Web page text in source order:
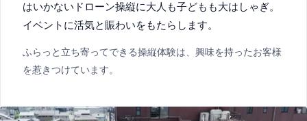
はいかないドローン操縦に大人も子どもも大はしゃぎ。
イベントに活気と賑わいをもたらします。
ふらっと立ち寄ってできる操縦体験は、興味を持ったお客様
を惹きつけています。